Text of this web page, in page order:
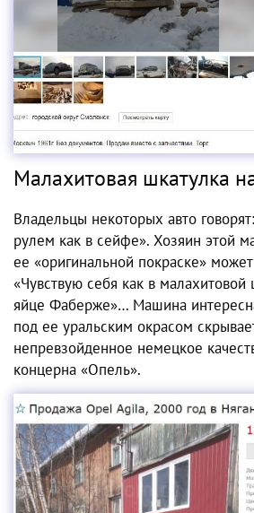
Малахитовая шкатулка
Владельцы некоторых авто
рулем как в сейфе». Хозяин этой
ее «оригинальной покраске»
«Чувствую себя как в
яйце Фаберже»… Машина
под ее уральским окрасом
непревзойденное немецкое
концерна «Опель».